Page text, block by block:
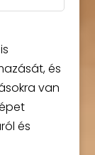
és
van
és